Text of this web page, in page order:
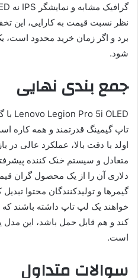
نظر نسبت قیمت به کارایی، این
برد و اگر زمان خرید محدود
شود.
جمع بندی نهایی
تاپ گیمینگ قدرتمند و همه کاره
اولد با دقت بالا، عملکرد عالی
دلاری آن را از یک محصول گران
گیمرها و تولیدکنندگان محتوا
خواهند یک لپ تاپ داشته باشند که
است.
سوالات متداول